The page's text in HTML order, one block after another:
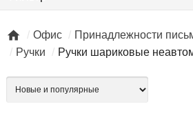
 Офис
Принадлежности
Ручки
Ручки шариковые